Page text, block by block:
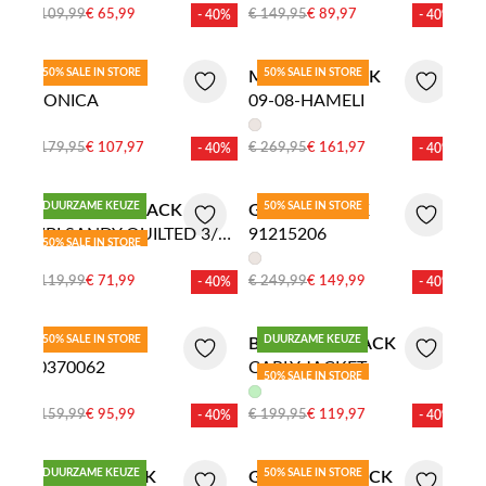
€ 109,99€ 65,99 - 40% € 149,95€ 89,97 - 40%
50% SALE IN STORE
RESET JACK
MONICA
€ 179,95€ 107,97 - 40%
50% SALE IN STORE
MOSCOW JACK
09-08-HAMELI
€ 269,95€ 161,97 - 40%
DUURZAME KEUZE
50% SALE IN STORE
WITH BLACK JACK
WBLSANDY QUILTED 3/4
€ 119,99€ 71,99 - 40%
50% SALE IN STORE
GIL BRET JACK
91215206
€ 249,99€ 149,99 - 40%
50% SALE IN STORE
LEBEK JACK
50370062
€ 159,99€ 95,99 - 40%
DUURZAME KEUZE
50% SALE IN STORE
BEAUMONT JACK
CARLY JACKET
€ 199,95€ 119,97 - 40%
DUURZAME KEUZE
COVERED JACK
50% SALE IN STORE
GOFRANCK JACK